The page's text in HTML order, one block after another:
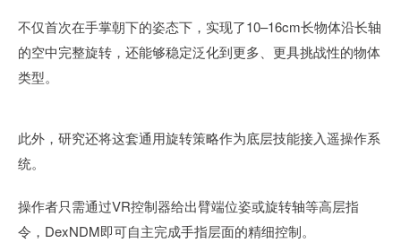
不仅首次在手掌朝下的姿态下，实现了10–16cm长物体沿长轴
的空中完整旋转，还能够稳定泛化到更多、更具挑战性的物体
类型。
此外，研究还将这套通用旋转策略作为底层技能接入遥操作系
统。
操作者只需通过VR控制器给出臂端位姿或旋转轴等高层指
令，DexNDM即可自主完成手指层面的精细控制。